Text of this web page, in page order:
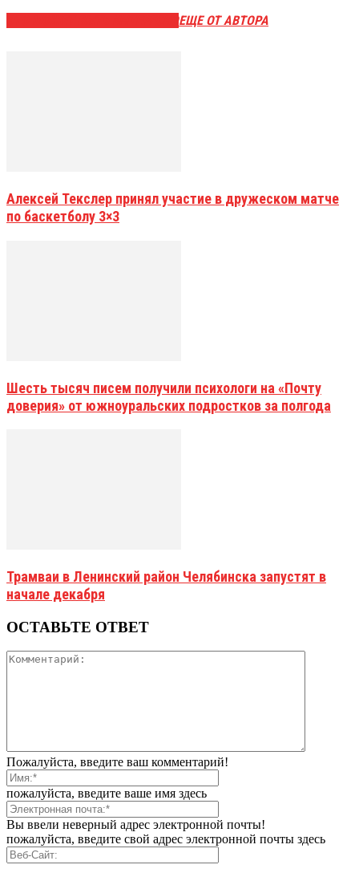
ЕЩЕ ОТ АВТОРА
Алексей Текслер принял участие в дружеском матче
по баскетболу 3×3
Шесть тысяч писем получили психологи на «Почту
доверия» от южноуральских подростков за полгода
Трамваи в Ленинский район Челябинска запустят в
начале декабря
ОСТАВЬТЕ ОТВЕТ
Пожалуйста, введите ваш комментарий!
пожалуйста, введите ваше имя здесь
Вы ввели неверный адрес электронной почты!
пожалуйста, введите свой адрес электронной почты здесь